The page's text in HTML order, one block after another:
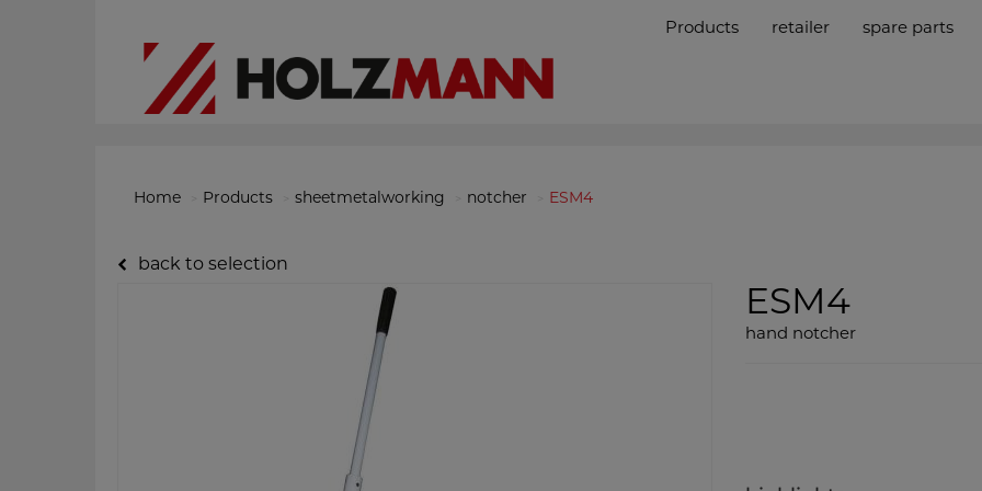
Products retailer spare parts
Home Products sheetmetalworking notcher ESM4
back to selection
ESM4
hand notcher